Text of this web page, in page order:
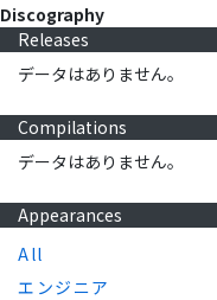
Discography
Releases
データはありません。
Compilations
データはありません。
Appearances
All
エンジニア